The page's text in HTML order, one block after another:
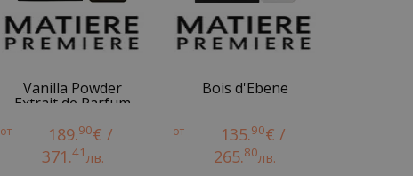
Vanilla Powder
Extrait de Parfum
от 189.90€ /
371.41лв.
Bois d'Ebene
от 135.90€ /
265.80лв.